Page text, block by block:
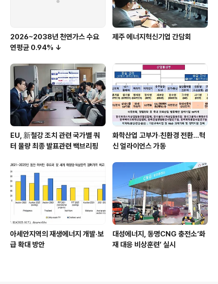
2026~2038년 천연가스 수요
연평균 0.94% ↓
제주 에너지혁신기업 간담회
EU, 新철강 조치 관련 국가별 쿼
터 물량 최종 발표관련 백브리핑
화학산업 고부가‧친환경 전환…혁
신 얼라이언스 가동
아세안지역의 재생에너지 개발·보
급 확대 방안
대성에너지, 동명CNG 충전소‘화
재 대응 비상훈련’ 실시